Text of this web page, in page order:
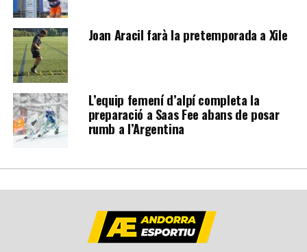
Joan Aracil farà la pretemporada a Xile
L’equip femení d’alpí completa la
preparació a Saas Fee abans de posar
rumb a l’Argentina